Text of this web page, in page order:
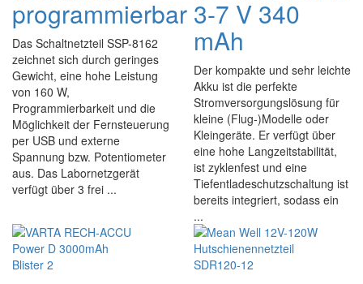
programmierbar
Das Schaltnetzteil SSP-8162
zeichnet sich durch geringes
Gewicht, eine hohe Leistung
von 160 W,
Programmierbarkeit und die
Möglichkeit der Fernsteuerung
per USB und externe
Spannung bzw. Potentiometer
aus. Das Labornetzgerät
verfügt über 3 frei ...
3-7 V 340
mAh
Der kompakte und sehr leichte
Akku ist die perfekte
Stromversorgungslösung für
kleine (Flug-)Modelle oder
Kleingeräte. Er verfügt über
eine hohe Langzeitstabilität,
ist zyklenfest und eine
Tiefentladeschutzschaltung ist
bereits integriert, sodass ein
...